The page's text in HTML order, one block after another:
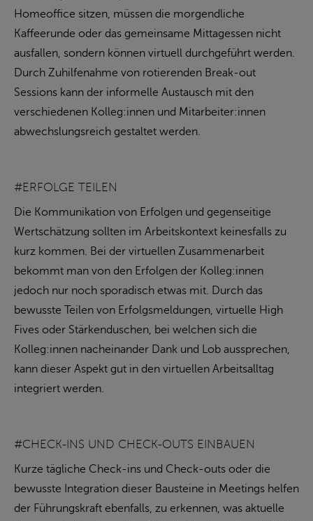
Homeoffice sitzen, müssen die morgendliche
Kaffeerunde oder das gemeinsame Mittagessen nicht
ausfallen, sondern können virtuell durchgeführt werden.
Durch Zuhilfenahme von rotierenden Break-out
Sessions kann der informelle Austausch mit den
verschiedenen Kolleg:innen und Mitarbeiter:innen
abwechslungsreich gestaltet werden.
#ERFOLGE TEILEN
Die Kommunikation von Erfolgen und gegenseitige
Wertschätzung sollten im Arbeitskontext keinesfalls zu
kurz kommen. Bei der virtuellen Zusammenarbeit
bekommt man von den Erfolgen der Kolleg:innen
jedoch nur noch sporadisch etwas mit. Durch das
bewusste Teilen von Erfolgsmeldungen, virtuelle High
Fives oder Stärkenduschen, bei welchen sich die
Kolleg:innen nacheinander Dank und Lob aussprechen,
kann dieser Aspekt gut in den virtuellen Arbeitsalltag
integriert werden.
#CHECK-INS UND CHECK-OUTS EINBAUEN
Kurze tägliche Check-ins und Check-outs oder die
bewusste Integration dieser Bausteine in Meetings helfen
der Führungskraft ebenfalls, zu erkennen, was aktuelle